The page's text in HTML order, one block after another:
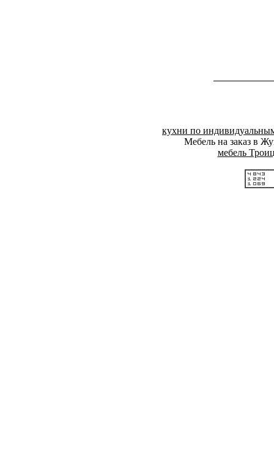
кухни по
Мебель на заказ в
мебель